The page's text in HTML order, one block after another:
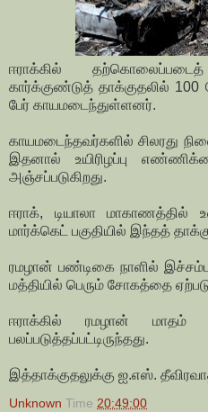
ஈராக்கில்
கார்க்குண்டுத் தாக்குதலில் 100
பேர் காயமடைந்துள்ளனர்.
காயமடைந்தவர்களில் சிலரது
இதனால் உயிரிழப்பு
அஞ்சப்படுகிறது.
ஈராக், டியாலா
மார்க்கெட் பகுதியில் இந்தத்
ரமழான் பண்டிகை நாளில்
மத்தியில் பெரும் சோகத்தை
ஈராக்கில் ரமழான் மாதம்
பலப்படுத்தப்பட்டிருந்தது.
இத்தாக்குதலுக்கு ஐ.எஸ்.
Unknown Time 20:49:00